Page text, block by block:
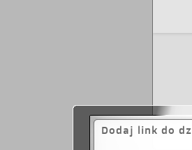
Dodaj link do